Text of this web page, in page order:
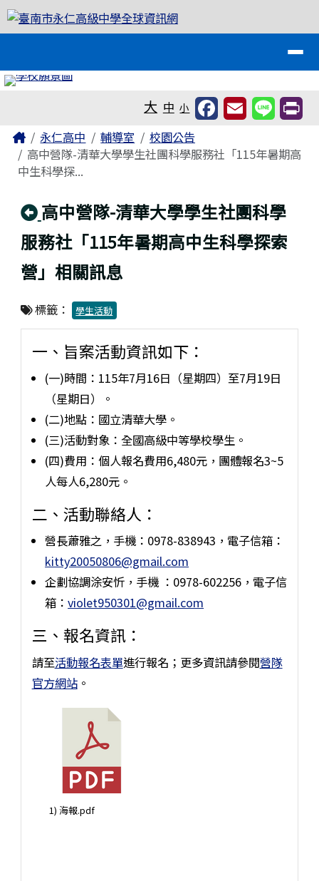
跳至主內容區
臺南市永仁高級中學全球資訊網
大 中 小
主內容區域
Home永仁高中 輔導室
校園公告
高中營隊-清華大學學生社團科學服務社「115年暑期高
中生科學探...
回上頁
高中營隊-清華大學學生社團科學
服務社「115年暑期高中生科學探索
營」相關訊息
標籤： 學生活動
一、旨案活動資訊如下：
(一)時間：115年7月16日（星期四）至7月19日
（星期日）。
(二)地點：國立清華大學。
(三)活動對象：全國高級中等學校學生。
(四)費用：個人報名費用6,480元，團體報名3~5
人每人6,280元。
二、活動聯絡人：
營長蕭雅之，手機：0978-838943，電子信箱：
kitty20050806@gmail.com
企劃協調涂安忻，手機 ：0978-602256，電子信
箱：violet950301@gmail.com
三、報名資訊：
請至活動報名表單進行報名；更多資訊請參閱營隊
官方網站。
1) 海報.pdf
頁尾區域